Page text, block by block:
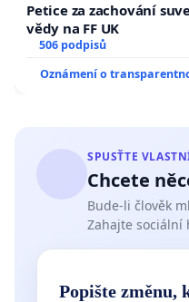
Petice za zachování
vědy na FF UK
506 podpisů
Oznámení o
SPUSŤTE
Chcete
Bude-li člověk
Zahajte sociální
Popište změnu,